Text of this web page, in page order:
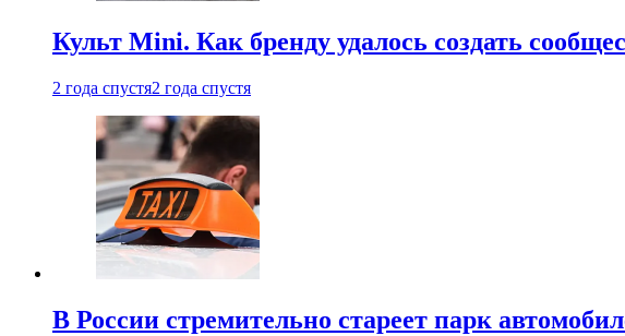
Культ Mini. Как бренду удалось создать
2 года спустя2 года спустя
В России стремительно стареет парк